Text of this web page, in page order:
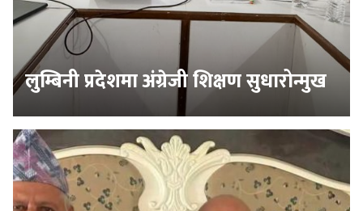
लुम्बिनी प्रदेशमा अंग्रेजी शिक्षण सुधारोन्मुख